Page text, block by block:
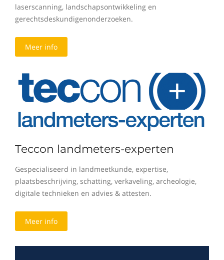
laserscanning, landschapsontwikkeling en
gerechtsdeskundigenonderzoeken.
Meer info
Teccon landmeters-experten
Gespecialiseerd in landmeetkunde, expertise,
plaatsbeschrijving, schatting, verkaveling, archeologie,
digitale technieken en advies & attesten.
Meer info